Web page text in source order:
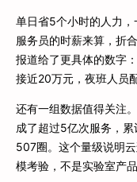
单日省5个小时的人力
服务员的时薪来算，折
报道给了更具体的数字
接近20万元，夜班人员
还有一组数据值得关注
成了超过5亿次服务，
507圈。这个量级说明
模考验，不是实验室产品